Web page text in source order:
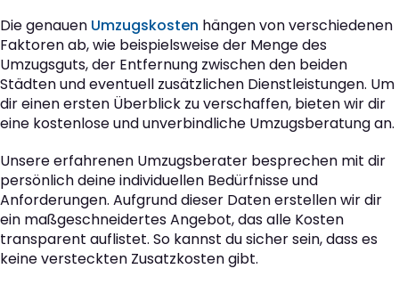
Die genauen Umzugskosten hängen von verschiedenen
Faktoren ab, wie beispielsweise der Menge des
Umzugsguts, der Entfernung zwischen den beiden
Städten und eventuell zusätzlichen Dienstleistungen. Um
dir einen ersten Überblick zu verschaffen, bieten wir dir
eine kostenlose und unverbindliche Umzugsberatung an.
Unsere erfahrenen Umzugsberater besprechen mit dir
persönlich deine individuellen Bedürfnisse und
Anforderungen. Aufgrund dieser Daten erstellen wir dir
ein maßgeschneidertes Angebot, das alle Kosten
transparent auflistet. So kannst du sicher sein, dass es
keine versteckten Zusatzkosten gibt.